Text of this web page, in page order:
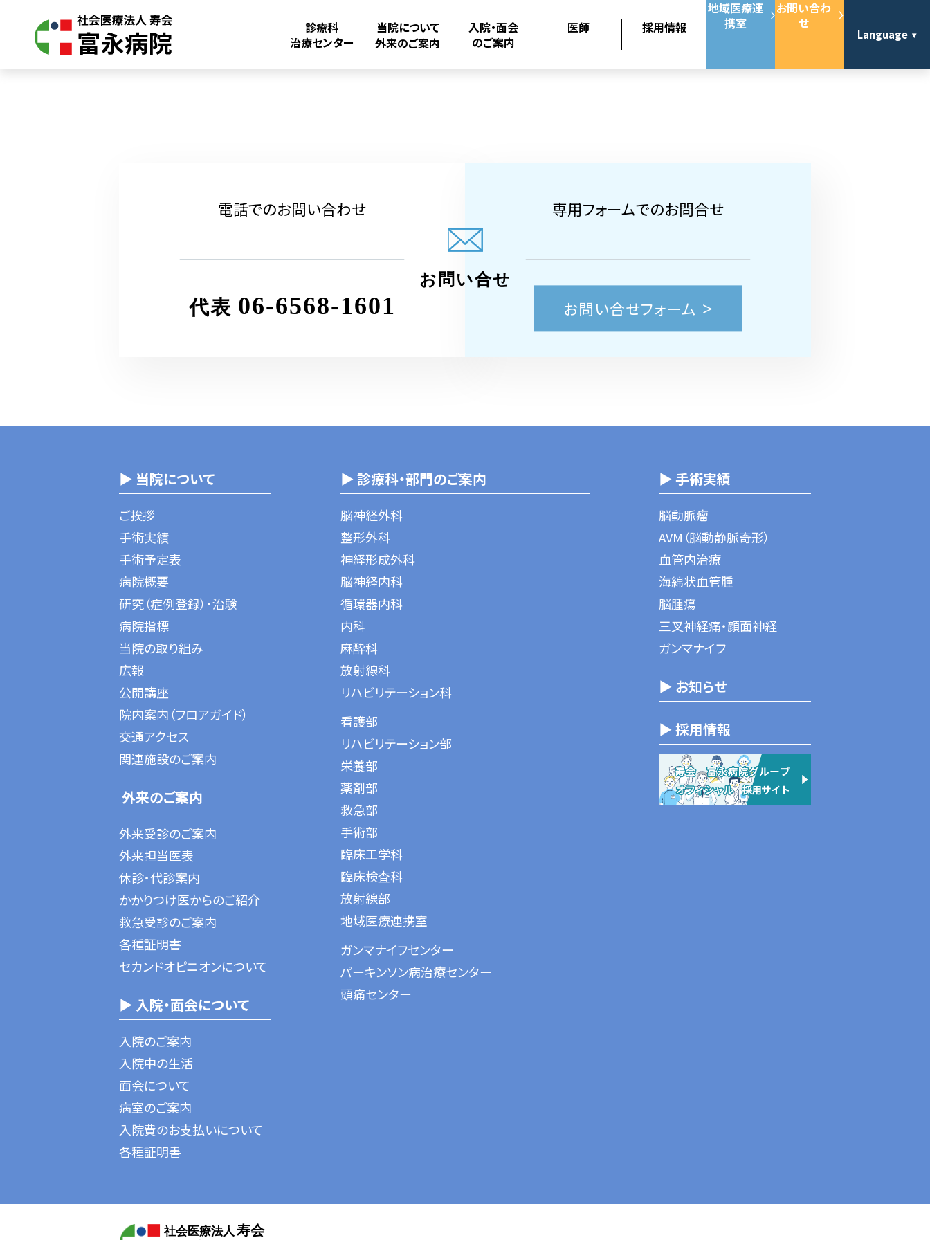
診療科
治療センター
当院について
外来のご案内
入院・面会
のご案内
医師 採用情報
地域医療連
携室
お問い合わ
せ
Language
電話でのお問い合わせ
代表 06-6568-1601
専用フォームでのお問合せ
お問い合せフォーム
お問い合せ
▶ 当院について
ご挨拶
手術実績
手術予定表
病院概要
研究（症例登録）・治験
病院指標
当院の取り組み
広報
公開講座
院内案内（フロアガイド）
交通アクセス
関連施設のご案内
外来のご案内
外来受診のご案内
外来担当医表
休診・代診案内
かかりつけ医からのご紹介
救急受診のご案内
各種証明書
セカンドオピニオンについて
▶ 入院・面会について
入院のご案内
入院中の生活
面会について
病室のご案内
入院費のお支払いについて
各種証明書
▶ 診療科・部門のご案内
脳神経外科
整形外科
神経形成外科
脳神経内科
循環器内科
内科
麻酔科
放射線科
リハビリテーション科
看護部
リハビリテーション部
栄養部
薬剤部
救急部
手術部
臨床工学科
臨床検査科
放射線部
地域医療連携室
ガンマナイフセンター
パーキンソン病治療センター
頭痛センター
▶ 手術実績
脳動脈瘤
AVM（脳動静脈奇形）
血管内治療
海綿状血管腫
脳腫瘍
三叉神経痛・顔面神経
ガンマナイフ
▶ お知らせ
▶ 採用情報
社会医療法人 寿会